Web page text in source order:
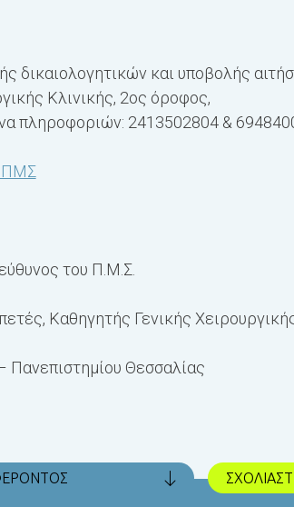
δικαιολογητικών και υποβολής
Κλινικής, 2ος όροφος,
πληροφοριών: 2413502804 &
ΠΜΣ
του Π.Μ.Σ.
Καθηγητής Γενικής
Πανεπιστημίου Θεσσαλίας